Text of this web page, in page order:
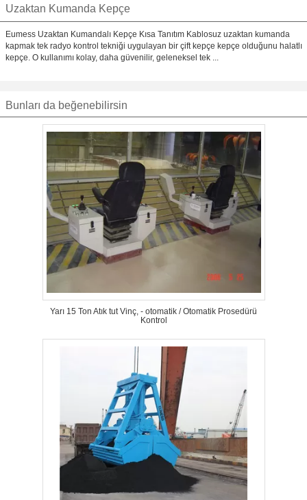
Uzaktan Kumanda Kepçe
Eumess Uzaktan Kumandalı Kepçe Kısa Tanıtım Kablosuz uzaktan kumanda
kapmak tek radyo kontrol tekniği uygulayan bir çift kepçe kepçe olduğunu halatlı
kepçe. O kullanımı kolay, daha güvenilir, geleneksel tek ...
Bunları da beğenebilirsin
Yarı 15 Ton Atık tut Vinç, - otomatik / Otomatik Prosedürü
Kontrol